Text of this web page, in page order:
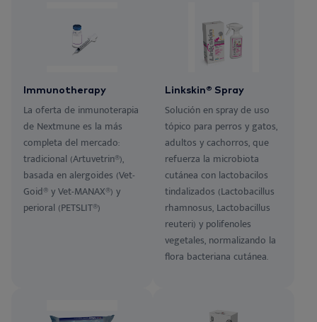
Immunotherapy
La oferta de inmunoterapia
de Nextmune es la más
completa del mercado:
tradicional (Artuvetrin®),
basada en alergoides (Vet-
Goid® y Vet-MANAX®) y
perioral (PETSLIT®)
Linkskin® Spray
Solución en spray de uso
tópico para perros y gatos,
adultos y cachorros, que
refuerza la microbiota
cutánea con lactobacilos
tindalizados (Lactobacillus
rhamnosus, Lactobacillus
reuteri) y polifenoles
vegetales, normalizando la
flora bacteriana cutánea.